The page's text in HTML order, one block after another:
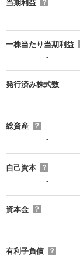
当期利益
？
-
一株当たり当期利益
-
発行済み株式数
-
総資産
？
-
自己資本
？
-
資本金
？
-
有利子負債
？
-